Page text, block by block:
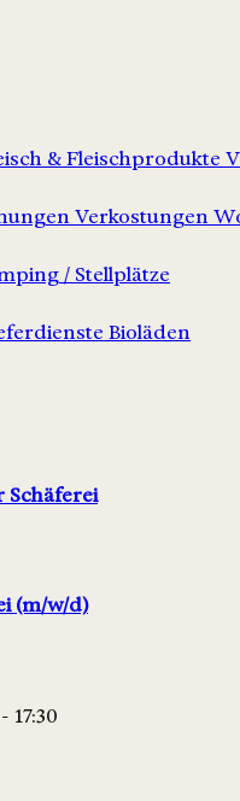
& Fleischprodukte
Verkostungen
/ Stellplätze
Bioläden
Schäferei
(m/w/d)
17:30